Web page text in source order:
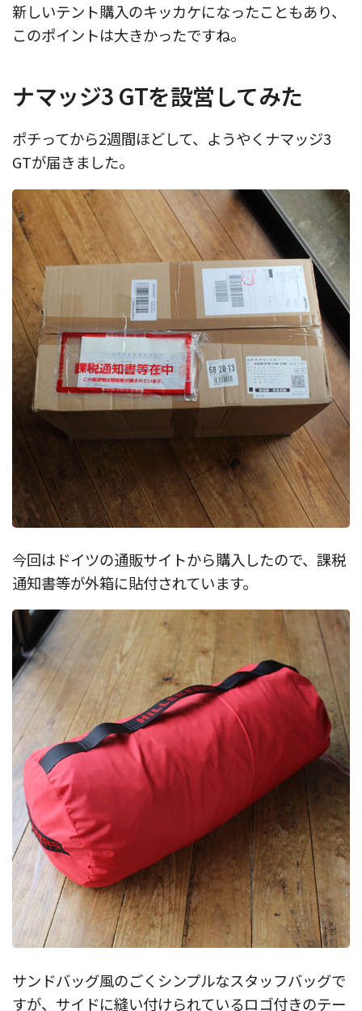
新しいテント購入のキッカケになったこともあり、
このポイントは大きかったですね。
ナマッジ3 GTを設営してみた
ポチってから2週間ほどして、ようやくナマッジ3
GTが届きました。
今回はドイツの通販サイトから購入したので、課税
通知書等が外箱に貼付されています。
サンドバッグ風のごくシンプルなスタッフバッグで
すが、サイドに縫い付けられているロゴ付きのテー